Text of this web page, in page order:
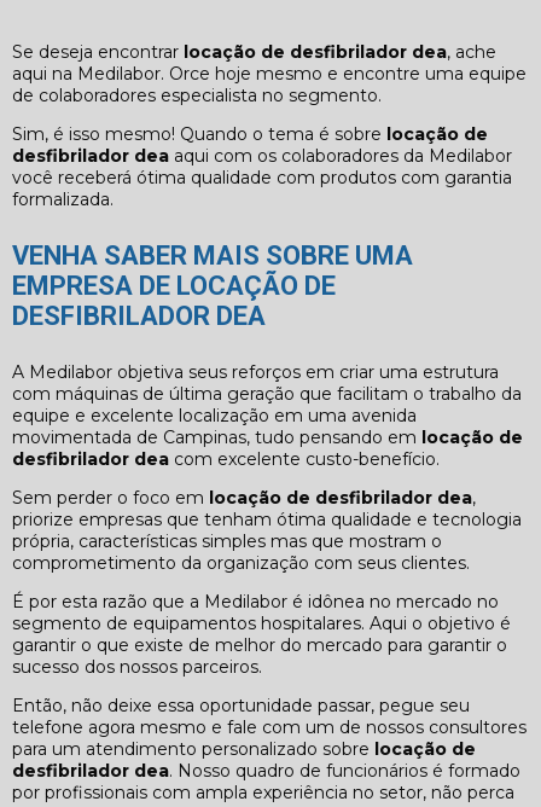
Se deseja encontrar locação de desfibrilador dea, ache
aqui na Medilabor. Orce hoje mesmo e encontre uma equipe
de colaboradores especialista no segmento.
Sim, é isso mesmo! Quando o tema é sobre locação de
desfibrilador dea aqui com os colaboradores da Medilabor
você receberá ótima qualidade com produtos com garantia
formalizada.
VENHA SABER MAIS SOBRE UMA
EMPRESA DE LOCAÇÃO DE
DESFIBRILADOR DEA
A Medilabor objetiva seus reforços em criar uma estrutura
com máquinas de última geração que facilitam o trabalho da
equipe e excelente localização em uma avenida
movimentada de Campinas, tudo pensando em locação de
desfibrilador dea com excelente custo-benefício.
Sem perder o foco em locação de desfibrilador dea,
priorize empresas que tenham ótima qualidade e tecnologia
própria, características simples mas que mostram o
comprometimento da organização com seus clientes.
É por esta razão que a Medilabor é idônea no mercado no
segmento de equipamentos hospitalares. Aqui o objetivo é
garantir o que existe de melhor do mercado para garantir o
sucesso dos nossos parceiros.
Então, não deixe essa oportunidade passar, pegue seu
telefone agora mesmo e fale com um de nossos consultores
para um atendimento personalizado sobre locação de
desfibrilador dea. Nosso quadro de funcionários é formado
por profissionais com ampla experiência no setor, não perca